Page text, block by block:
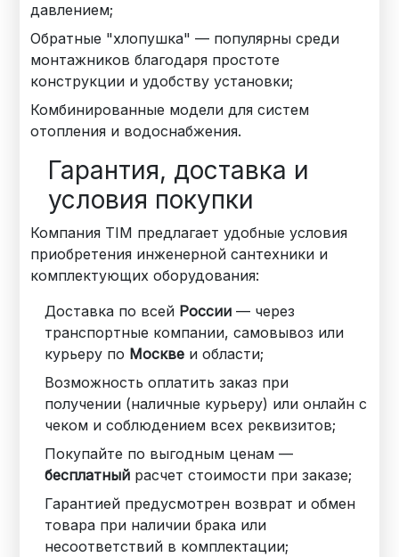
давлением;
Обратные "хлопушка" — популярны среди
монтажников благодаря простоте
конструкции и удобству установки;
Комбинированные модели для систем
отопления и водоснабжения.
Гарантия, доставка и
условия покупки
Компания TIM предлагает удобные условия
приобретения инженерной сантехники и
комплектующих оборудования:
Доставка по всей России — через
транспортные компании, самовывоз или
курьеру по Москве и области;
Возможность оплатить заказ при
получении (наличные курьеру) или онлайн с
чеком и соблюдением всех реквизитов;
Покупайте по выгодным ценам —
бесплатный расчет стоимости при заказе;
Гарантией предусмотрен возврат и обмен
товара при наличии брака или
несоответствий в комплектации;